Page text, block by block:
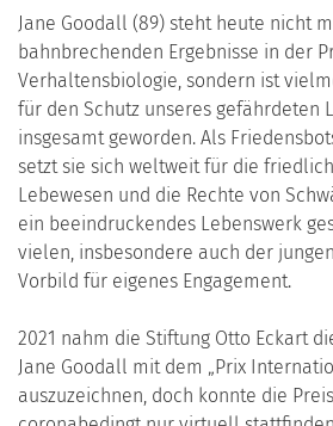
Jane Goodall (89) steht heute nicht
bahnbrechenden Ergebnisse in der
Verhaltensbiologie, sondern ist
für den Schutz unseres gefährdeten
insgesamt geworden. Als
setzt sie sich weltweit für die
Lebewesen und die Rechte von
ein beeindruckendes Lebenswerk
vielen, insbesondere auch der
Vorbild für eigenes Engagement.
2021 nahm die Stiftung Otto Eckart
Jane Goodall mit dem „Prix
auszuzeichnen, doch konnte die